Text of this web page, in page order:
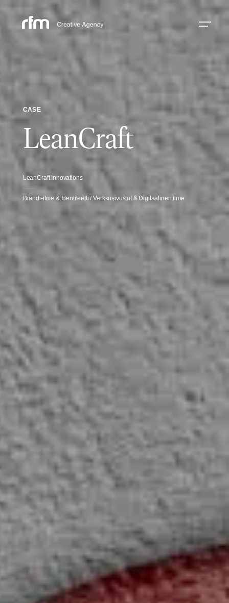
CASE
LeanCraft
LeanCraft Innovations
Brändi-ilme & Identiteetti / Verkkosivustot & Digitaalinen ilme